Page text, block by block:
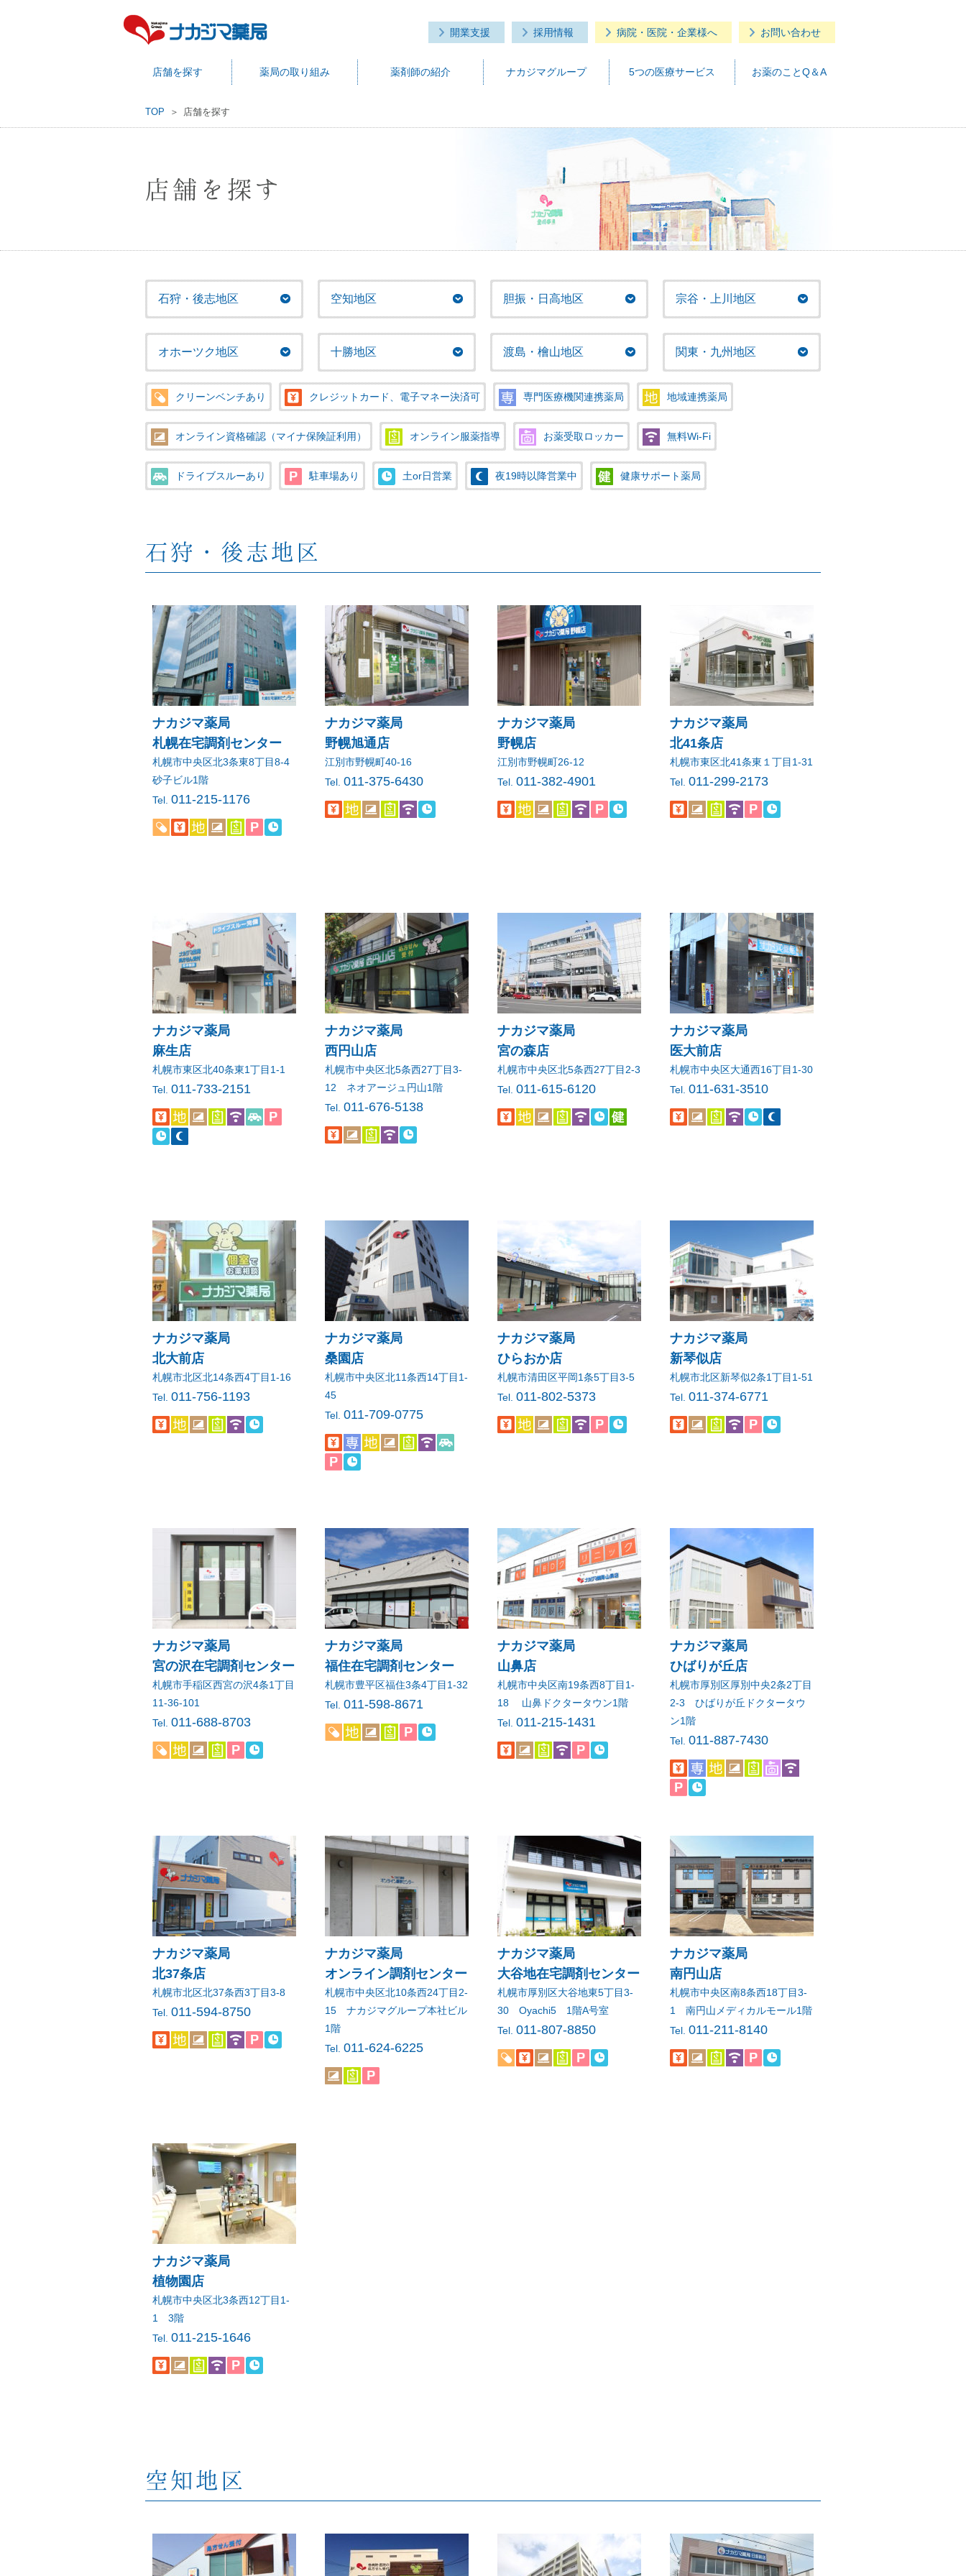
店舗を探す 薬局の取り組み 薬剤師の紹介 ナカジマグループ 5つの医療サービス お薬のことQ＆A
開業支援 採用情報 病院・医院・企業様へ お問い合わせ
TOP 店舗を探す
店舗を探す
石狩・後志地区 空知地区 胆振・日高地区 宗谷・上川地区
オホーツク地区 十勝地区 渡島・檜山地区 関東・九州地区
クリーンベンチあり クレジットカード、電子マネー決済可 専門医療機関連携薬局 地域連携薬局
オンライン資格確認（マイナ保険証利用） オンライン服薬指導 お薬受取ロッカー 無料Wi-Fi
ドライブスルーあり 駐車場あり 土or日営業 夜19時以降営業中 健康サポート薬局
石狩・後志地区
ナカジマ薬局
札幌在宅調剤センター
札幌市中央区北3条東8丁目8-4
砂子ビル1階
Tel. 011-215-1176
ナカジマ薬局
野幌旭通店
江別市野幌町40-16
Tel. 011-375-6430
ナカジマ薬局
野幌店
江別市野幌町26-12
Tel. 011-382-4901
ナカジマ薬局
北41条店
札幌市東区北41条東１丁目1-31
Tel. 011-299-2173
ナカジマ薬局
麻生店
札幌市東区北40条東1丁目1-1
Tel. 011-733-2151
ナカジマ薬局
西円山店
札幌市中央区北5条西27丁目3-
12 ネオアージュ円山1階
Tel. 011-676-5138
ナカジマ薬局
宮の森店
札幌市中央区北5条西27丁目2-3
Tel. 011-615-6120
ナカジマ薬局
医大前店
札幌市中央区大通西16丁目1-30
Tel. 011-631-3510
ナカジマ薬局
北大前店
札幌市北区北14条西4丁目1-16
Tel. 011-756-1193
ナカジマ薬局
桑園店
札幌市中央区北11条西14丁目1-
45
Tel. 011-709-0775
ナカジマ薬局
ひらおか店
札幌市清田区平岡1条5丁目3-5
Tel. 011-802-5373
ナカジマ薬局
新琴似店
札幌市北区新琴似2条1丁目1-51
Tel. 011-374-6771
ナカジマ薬局
宮の沢在宅調剤センター
札幌市手稲区西宮の沢4条1丁目
11-36-101
Tel. 011-688-8703
ナカジマ薬局
福住在宅調剤センター
札幌市豊平区福住3条4丁目1-32
Tel. 011-598-8671
ナカジマ薬局
山鼻店
札幌市中央区南19条西8丁目1-
18 山鼻ドクタータウン1階
Tel. 011-215-1431
ナカジマ薬局
ひばりが丘店
札幌市厚別区厚別中央2条2丁目
2-3 ひばりが丘ドクタータウ
ン1階
Tel. 011-887-7430
ナカジマ薬局
北37条店
札幌市北区北37条西3丁目3-8
Tel. 011-594-8750
ナカジマ薬局
オンライン調剤センター
札幌市中央区北10条西24丁目2-
15 ナカジマグループ本社ビル
1階
Tel. 011-624-6225
ナカジマ薬局
大谷地在宅調剤センター
札幌市厚別区大谷地東5丁目3-
30 Oyachi5 1階A号室
Tel. 011-807-8850
ナカジマ薬局
南円山店
札幌市中央区南8条西18丁目3-
1 南円山メディカルモール1階
Tel. 011-211-8140
ナカジマ薬局
植物園店
札幌市中央区北3条西12丁目1-
1 3階
Tel. 011-215-1646
空知地区